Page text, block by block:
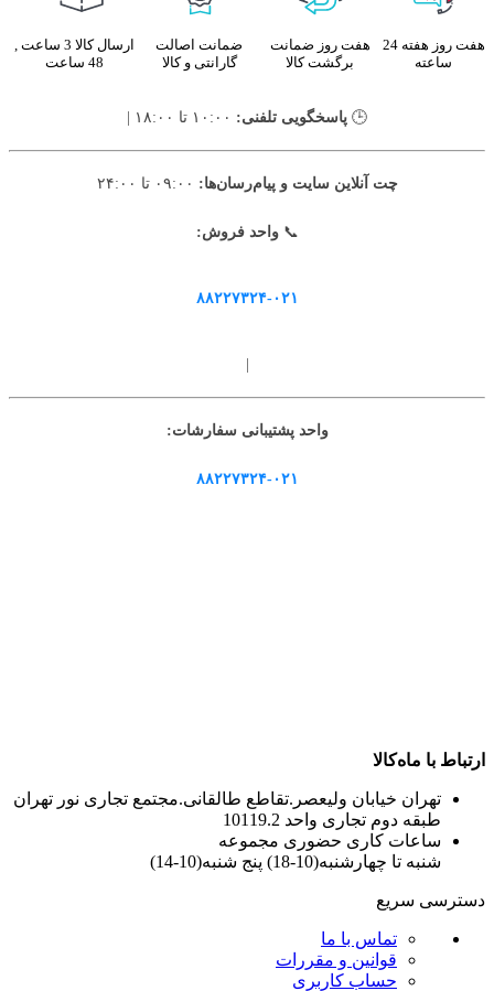
هفت روز هفته 24
ساعته
هفت روز ضمانت
برگشت کالا
ضمانت اصالت
گارانتی و کالا
ارسال کالا 3 ساعت ,
48 ساعت
🕒 پاسخگویی تلفنی:
چت آنلاین سایت و پیام‌رسان‌ها:
📞واحد فروش:
۸۸۲۲۷۳۲۴-۰۲۱
واحد پشتیبانی سفارشات:
۸۸۲۲۷۳۲۴-۰۲۱
ارتباط با ماه‌کالا
تهران خیابان ولیعصر.تقاطع طالقانی.مجتمع تجاری نور تهران
طبقه دوم تجاری واحد 10119.2
ساعات کاری حضوری مجموعه
شنبه تا چهارشنبه(10-18) پنج شنبه(10-14)
دسترسی سریع
تماس با ما
قوانین و مقررات
حساب کاربری